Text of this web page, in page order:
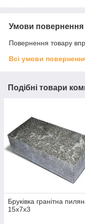
Умови повернення
Повернення товару
Всі умови
Подібні товари
Бруківка гранітна
15х7х3